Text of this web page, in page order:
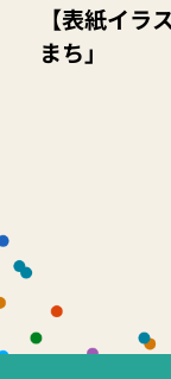
【表紙イラ
まち」